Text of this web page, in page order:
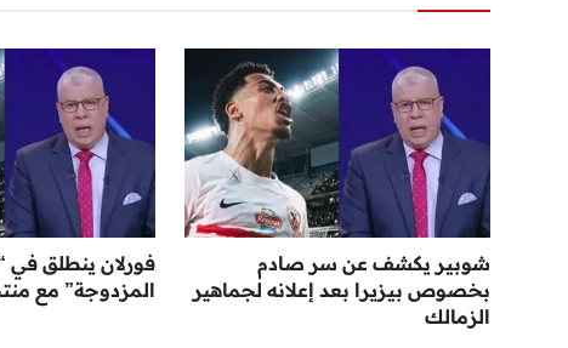
شوبير يكشف عن سر صادم
بخصوص بيزيرا بعد إعلانه لجماهير
الزمالك
فورلان ينطلق في
المزدوجة” مع